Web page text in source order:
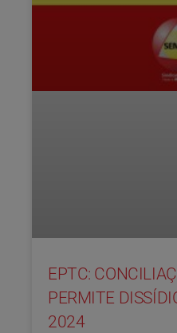
EPTC:
PERMITE
2024